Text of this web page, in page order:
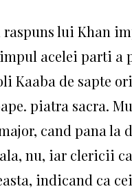
raspuns lui Khan
acelei parti a
Kaaba de sapte
piatra sacra.
cand pana la
nu, iar clericii
indicand ca